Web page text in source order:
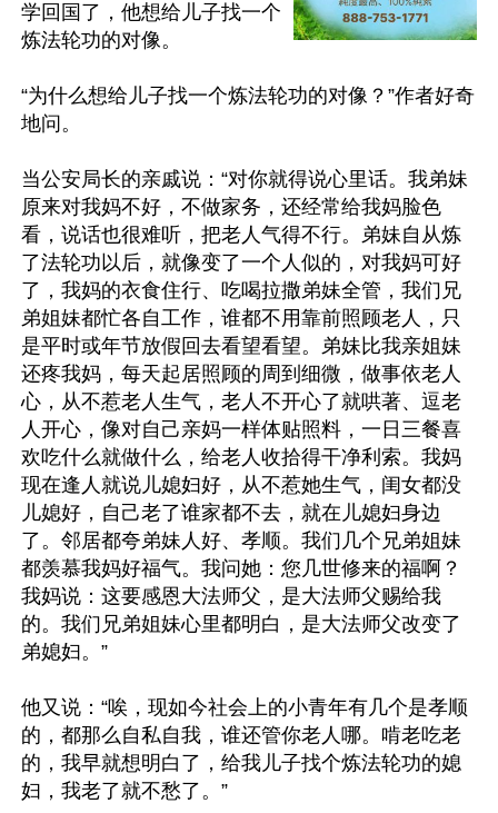
学回国了，他想给儿子找一个
炼法轮功的对像。
“为什么想给儿子找一个炼法轮功的对像？”作者好奇
地问。
当公安局长的亲戚说：“对你就得说心里话。我弟妹
原来对我妈不好，不做家务，还经常给我妈脸色
看，说话也很难听，把老人气得不行。弟妹自从炼
了法轮功以后，就像变了一个人似的，对我妈可好
了，我妈的衣食住行、吃喝拉撒弟妹全管，我们兄
弟姐妹都忙各自工作，谁都不用靠前照顾老人，只
是平时或年节放假回去看望看望。弟妹比我亲姐妹
还疼我妈，每天起居照顾的周到细微，做事依老人
心，从不惹老人生气，老人不开心了就哄著、逗老
人开心，像对自己亲妈一样体贴照料，一日三餐喜
欢吃什么就做什么，给老人收拾得干净利索。我妈
现在逢人就说儿媳妇好，从不惹她生气，闺女都没
儿媳好，自己老了谁家都不去，就在儿媳妇身边
了。邻居都夸弟妹人好、孝顺。我们几个兄弟姐妹
都羡慕我妈好福气。我问她：您几世修来的福啊？
我妈说：这要感恩大法师父，是大法师父赐给我
的。我们兄弟姐妹心里都明白，是大法师父改变了
弟媳妇。”
他又说：“唉，现如今社会上的小青年有几个是孝顺
的，都那么自私自我，谁还管你老人哪。啃老吃老
的，我早就想明白了，给我儿子找个炼法轮功的媳
妇，我老了就不愁了。”